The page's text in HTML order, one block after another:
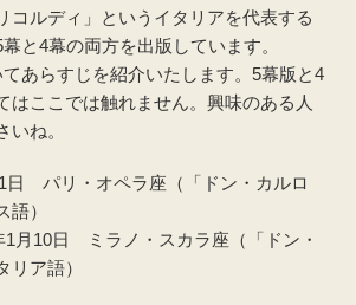
コルディ」というイタリアを代表する
と4幕の両方を出版しています。
あらすじを紹介いたします。5幕版と4
はここでは触れません。興味のある人
いね。
日 パリ・オペラ座（「ドン・カルロ
語）
1月10日 ミラノ・スカラ座（「ドン・
リア語）